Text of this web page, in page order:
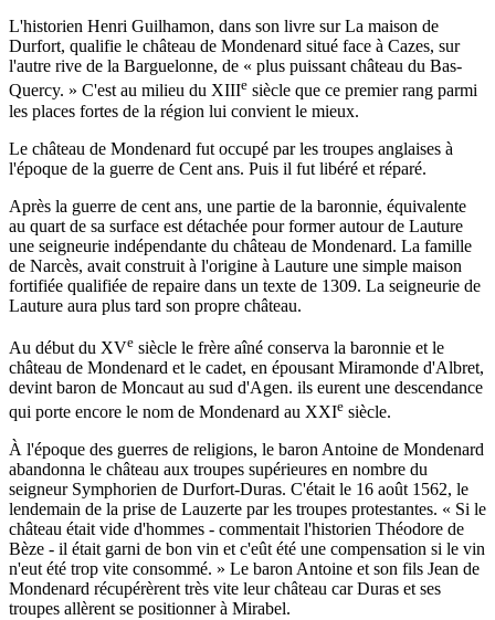
L'historien Henri Guilhamon, dans son livre sur La maison de
Durfort, qualifie le château de Mondenard situé face à Cazes, sur
l'autre rive de la Barguelonne, de « plus puissant château du Bas-
Quercy. » C'est au milieu du XIIIe siècle que ce premier rang parmi
les places fortes de la région lui convient le mieux.
Le château de Mondenard fut occupé par les troupes anglaises à
l'époque de la guerre de Cent ans. Puis il fut libéré et réparé.
Après la guerre de cent ans, une partie de la baronnie, équivalente
au quart de sa surface est détachée pour former autour de Lauture
une seigneurie indépendante du château de Mondenard. La famille
de Narcès, avait construit à l'origine à Lauture une simple maison
fortifiée qualifiée de repaire dans un texte de 1309. La seigneurie de
Lauture aura plus tard son propre château.
Au début du XVe siècle le frère aîné conserva la baronnie et le
château de Mondenard et le cadet, en épousant Miramonde d'Albret,
devint baron de Moncaut au sud d'Agen. ils eurent une descendance
qui porte encore le nom de Mondenard au XXIe siècle.
À l'époque des guerres de religions, le baron Antoine de Mondenard
abandonna le château aux troupes supérieures en nombre du
seigneur Symphorien de Durfort-Duras. C'était le 16 août 1562, le
lendemain de la prise de Lauzerte par les troupes protestantes. « Si le
château était vide d'hommes - commentait l'historien Théodore de
Bèze - il était garni de bon vin et c'eût été une compensation si le vin
n'eut été trop vite consommé. » Le baron Antoine et son fils Jean de
Mondenard récupérèrent très vite leur château car Duras et ses
troupes allèrent se positionner à Mirabel.